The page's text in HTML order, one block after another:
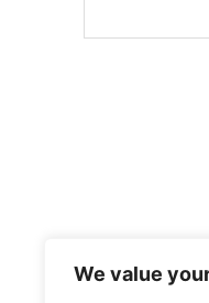
We value